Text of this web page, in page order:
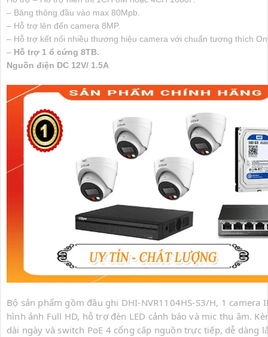
– Băng thông đầu vào max 80Mpb.
– Hỗ trợ lên đến camera 8MP.
– Hỗ trợ kết nối nhiều thương hiệu camera với chuẩn tương thích
– Hỗ trợ 1 ổ cứng 8TB.
Nguồn điện DC 12V/ 1.5A
Bộ sản phẩm gồm đầu ghi DHI-NVR1104HS-S3/H, 1 camera
hình ảnh Full HD, hỗ trợ đèn LED cảnh báo và mic thu âm.
dài ngày và switch PoE 4 cổng cấp nguồn trực tiếp, dễ dàng